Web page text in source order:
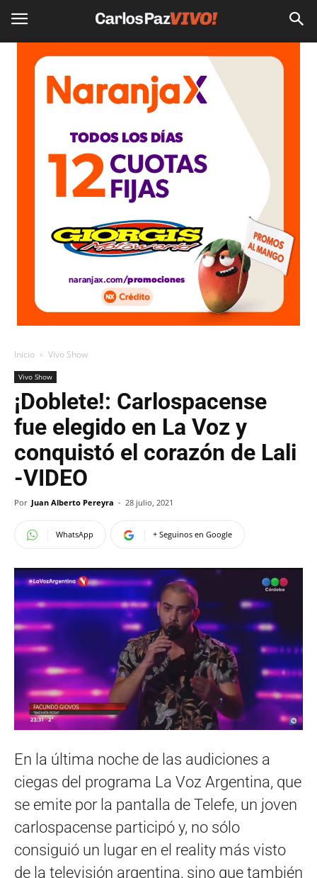
Inicio Vivo Show
Vivo Show
¡Doblete!: Carlospacense
fue elegido en La Voz y
conquistó el corazón de Lali
-VIDEO
Por Juan Alberto Pereyra - 28 julio, 2021
WhatsApp + Seguinos en Google
En la última noche de las audiciones a
ciegas del programa La Voz Argentina, que
se emite por la pantalla de Telefe, un joven
carlospacense participó y, no sólo
consiguió un lugar en el reality más visto
de la televisión argentina, sino que también